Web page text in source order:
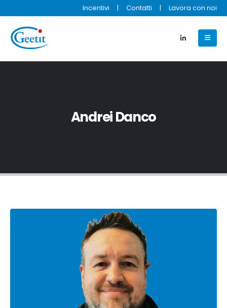
Incentivi | Contatti | Lavora con noi
Andrei Danco